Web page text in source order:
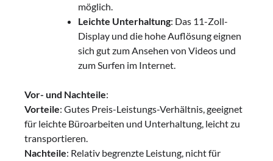
möglich.
Leichte Unterhaltung: Das 11-Zoll-
Display und die hohe Auflösung eignen
sich gut zum Ansehen von Videos und
zum Surfen im Internet.
Vor- und Nachteile:
Vorteile: Gutes Preis-Leistungs-Verhältnis, geeignet
für leichte Büroarbeiten und Unterhaltung, leicht zu
transportieren.
Nachteile: Relativ begrenzte Leistung, nicht für